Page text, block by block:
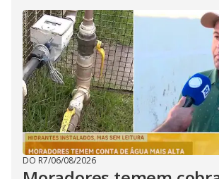
DO R7/06/08/2026